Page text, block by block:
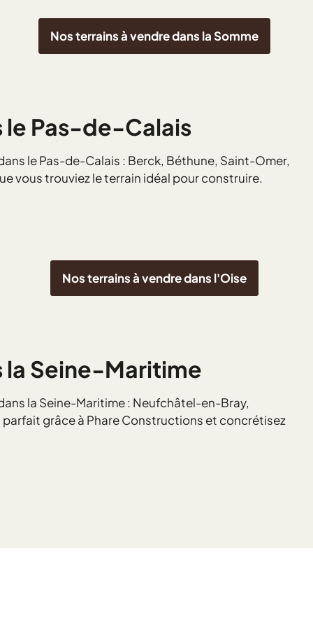
Nos terrains à vendre dans la Somme
le Pas-de-Calais
le Pas-de-Calais : Berck, Béthune, Saint-Omer,
vous trouviez le terrain idéal pour construire.
Nos terrains à vendre dans l'Oise
la Seine-Maritime
la Seine-Maritime : Neufchâtel-en-Bray,
grâce à Phare Constructions et concrétisez